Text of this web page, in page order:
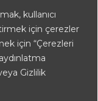
kullanıcı
için çerezler
için “Çerezleri
Gizlilik